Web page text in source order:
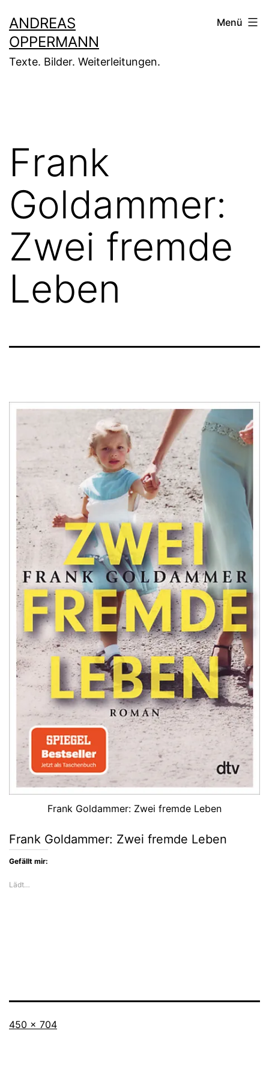
Inhalt
springen
ANDREAS
OPPERMANN
Texte. Bilder. Weiterleitungen.
Menü
Frank
Goldammer:
Zwei fremde
Leben
Frank Goldammer: Zwei fremde Leben
Frank Goldammer: Zwei fremde Leben
Gefällt mir:
Lädt…
Originalgröße
450 × 704